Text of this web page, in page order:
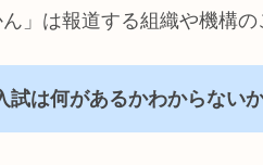
ん」は報道する組織や機構
試は何があるかわからない